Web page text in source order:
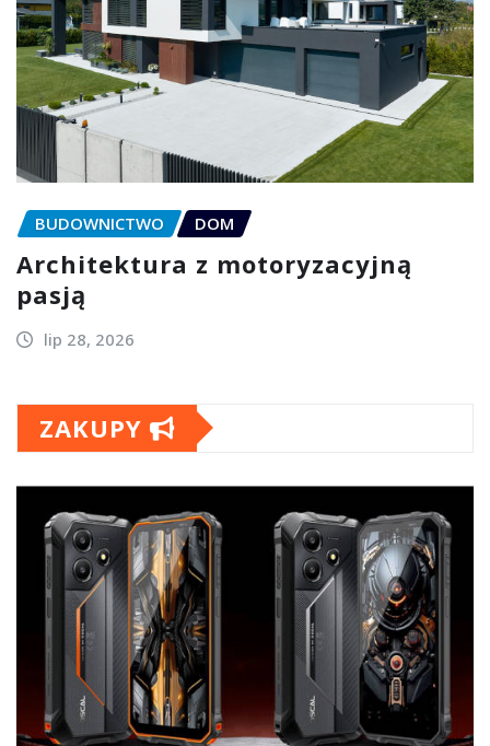
BUDOWNICTWO DOM
Architektura z motoryzacyjną
pasją
lip 28, 2026
ZAKUPY